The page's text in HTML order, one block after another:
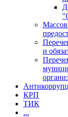
и
КРП
ТИК
...